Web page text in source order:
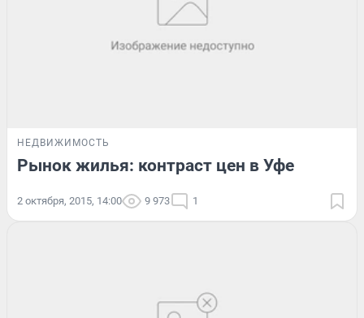
НЕДВИЖИМОСТЬ
Рынок жилья: контраст цен в Уфе
2 октября, 2015, 14:00 9 973 1